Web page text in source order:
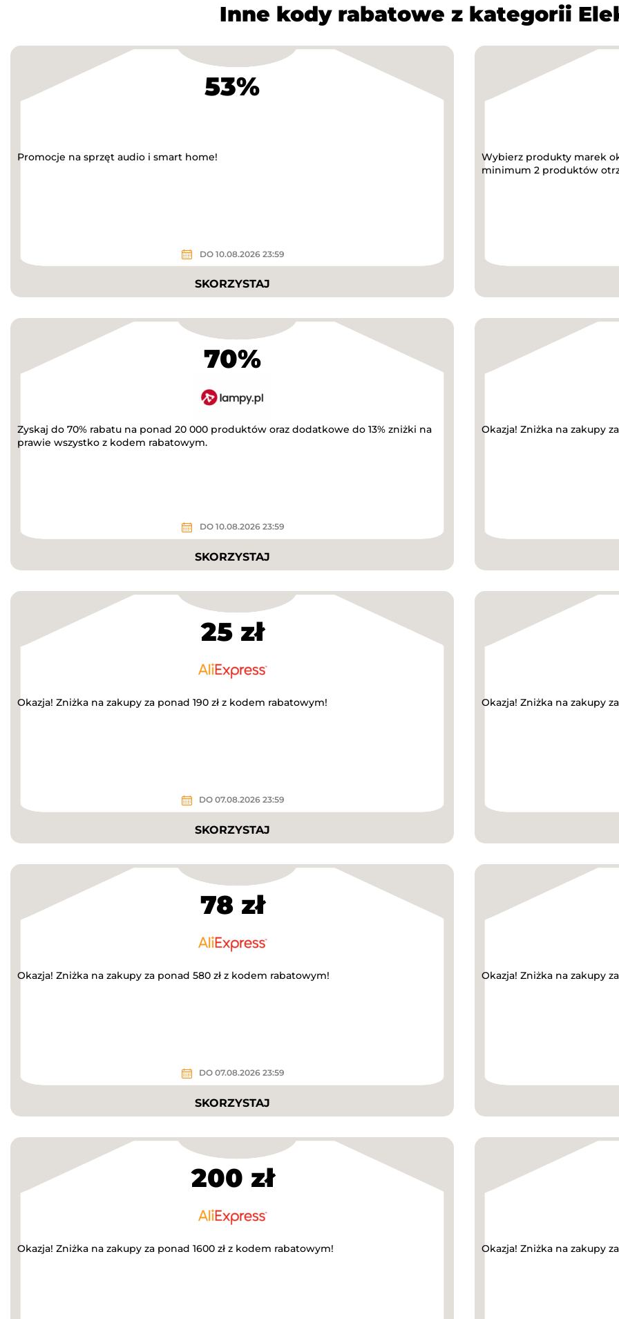
Inne kody rabatowe z kategorii
53%
Promocje na sprzęt audio i smart home!
DO 10.08.2026 23:59
SKORZYSTAJ
Wybierz produkty marek
minimum 2 produktów
70%
Zyskaj do 70% rabatu na ponad 20 000 produktów oraz dodatkowe do 13% zniżki na
prawie wszystko z kodem rabatowym.
DO 10.08.2026 23:59
SKORZYSTAJ
Okazja! Zniżka na zakupy
25 zł
Okazja! Zniżka na zakupy za ponad 190 zł z kodem rabatowym!
DO 07.08.2026 23:59
SKORZYSTAJ
Okazja! Zniżka na zakupy
78 zł
Okazja! Zniżka na zakupy za ponad 580 zł z kodem rabatowym!
DO 07.08.2026 23:59
SKORZYSTAJ
Okazja! Zniżka na zakupy
200 zł
Okazja! Zniżka na zakupy za ponad 1600 zł z kodem rabatowym! Okazja! Zniżka na zakupy